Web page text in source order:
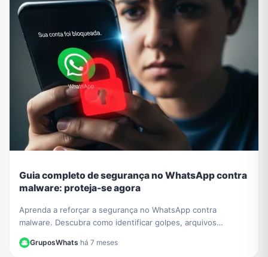
Guia completo de segurança no WhatsApp contra
malware: proteja-se agora
Aprenda a reforçar a segurança no WhatsApp contra
malware. Descubra como identificar golpes, arquivos
dados.
GruposWhats·há 7 meses